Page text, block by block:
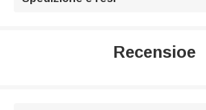
Recensioe